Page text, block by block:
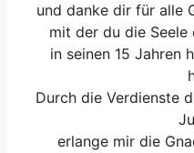
und danke dir für alle
mit der du die
in seinen 15 Jahren
Durch die Verdienste
erlange mir die